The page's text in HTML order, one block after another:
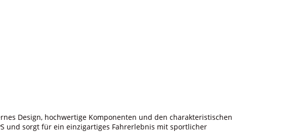
Design, hochwertige Komponenten und den charakteristischen
und sorgt für ein einzigartiges Fahrerlebnis mit sportlicher